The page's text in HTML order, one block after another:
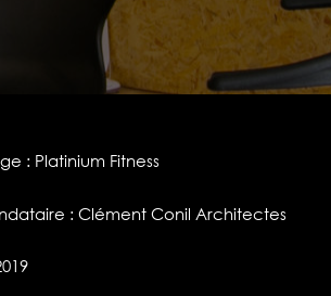
: Platinium Fitness
: Clément Conil Architectes